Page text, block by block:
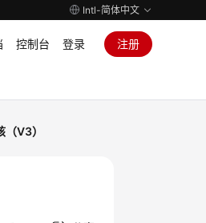
Intl-简体中文
控制台 登录 注册
V3）